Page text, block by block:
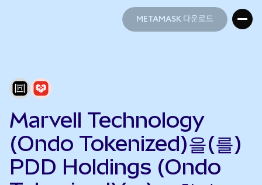
METAMASK 다운로드
Marvell Technology
(Ondo Tokenized)을(를)
PDD Holdings (Ondo